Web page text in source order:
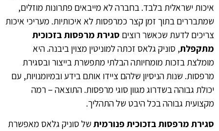
איכות ישראלית בלבד. בחברה לא מייבאים פתרונות מוזלים,
שמתבררים בתוך זמן קצר כמרפסות לא איכותיות. מעריכי איכות
צריכים לדעת שכאשר רוצים סגירת מרפסות בזכוכית
מתקפלת, סוניק גלאס זכתה למוניטין מצוין ביבנה. היא
מומלצת בזכות מומחיותה הבלתי מתפשרת בייצור ובסגירת
מרפסות. שנות הניסיון שלהם ציידו אותם בידע ובמיומנויות, עם
יכולת גבוהה בשדרוג מגוון סוגי מרפסות. התוצאה – רמה
מקצועית גבוהה בכל היבט של התהליך.
סגירת מרפסות בזכוכית פנורמיתשל סוניק גלאס מאפשרת